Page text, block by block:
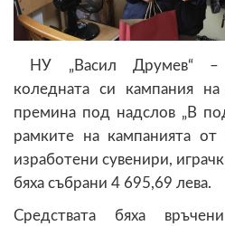
НУ „Васил Друмев“ –
коледната си кампания
премина под надслов „В
рамките на кампанията
изработени сувенири,
бяха събрани 4 695,69 лева.
Средствата бяха